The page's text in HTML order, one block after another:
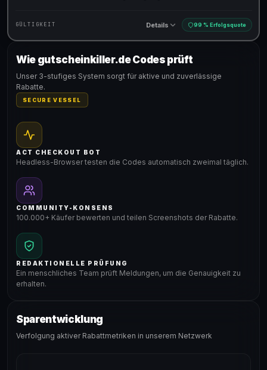
GÜLTIGKEIT Details 99 % Erfolgsquote
Gültig für teilnehmende Produkte
Wie gutscheinkiller.de Codes prüft
Unser 3-stufiges System sorgt für aktive und zuverlässige
Rabatte.
SECURE VESSEL
ACT CHECKOUT BOT
Headless-Browser testen die Codes automatisch zweimal täglich.
COMMUNITY-KONSENS
100.000+ Käufer bewerten und teilen Screenshots der Rabatte.
REDAKTIONELLE PRÜFUNG
Ein menschliches Team prüft Meldungen, um die Genauigkeit zu
erhalten.
Sparentwicklung
Verfolgung aktiver Rabattmetriken in unserem Netzwerk